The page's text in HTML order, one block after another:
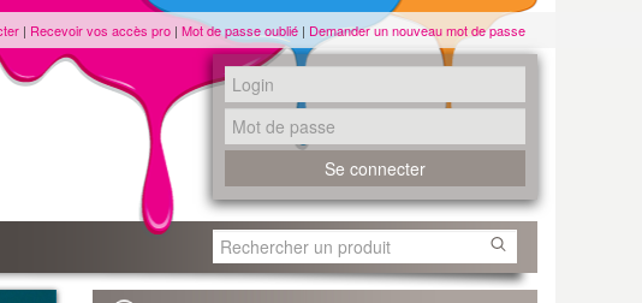
| Recevoir vos accès pro | Mot de passe oublié | Demander un nouveau mot de passe